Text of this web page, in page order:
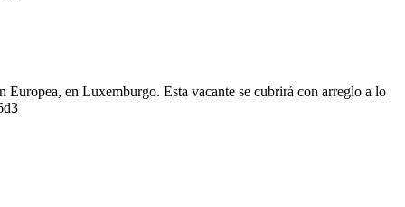
en Luxemburgo. Esta vacante se cubrirá con arreglo a lo